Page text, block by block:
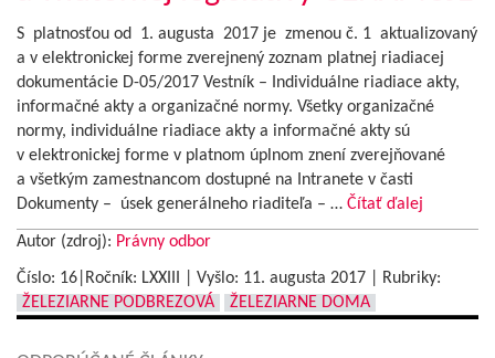
S platnosťou od 1. augusta 2017 je zmenou č. 1 aktualizovaný
a v elektronickej forme zverejnený zoznam platnej riadiacej
dokumentácie D-05/2017 Vestník – Individuálne riadiace akty,
informačné akty a organizačné normy. Všetky organizačné
normy, individuálne riadiace akty a informačné akty sú
v elektronickej forme v platnom úplnom znení zverejňované
a všetkým zamestnancom dostupné na Intranete v časti
Dokumenty – úsek generálneho riaditeľa – … Čítať ďalej
Autor (zdroj): Právny odbor
Číslo: 16|Ročník: LXXIII | Vyšlo: 11. augusta 2017
Rubriky:
ŽELEZIARNE PODBREZOVÁ
ŽELEZIARNE DOMA